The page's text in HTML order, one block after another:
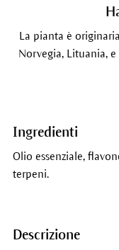
La pianta è
Norvegia, Lituania,
Ingredienti
Olio essenziale,
terpeni.
Descrizione